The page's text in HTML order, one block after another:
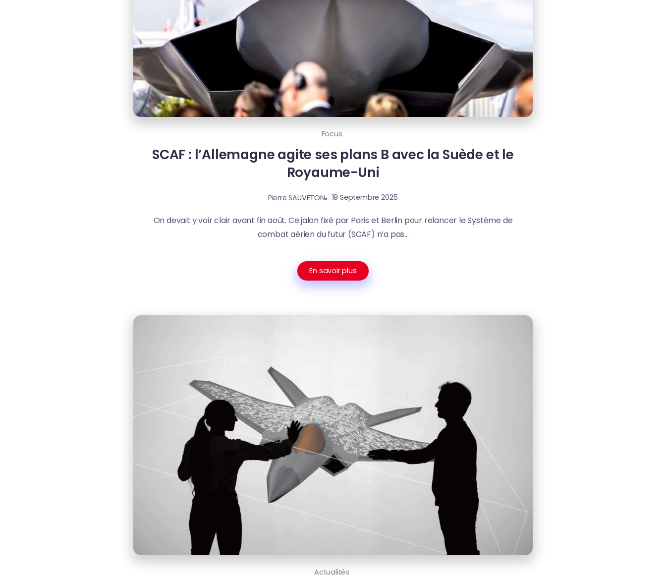
Focus
SCAF : l’Allemagne agite ses plans B avec la Suède et le
Royaume-Uni
Pierre SAUVETON 19 Septembre 2025
On devait y voir clair avant fin août. Ce jalon fixé par Paris et Berlin pour relancer le Système de
combat aérien du futur (SCAF) n’a pas...
En savoir plus
Actualités